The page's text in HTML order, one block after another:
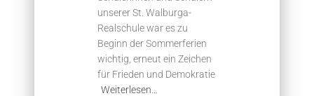
unserer St. Walburga-
Realschule war es zu
Beginn der Sommerferien
wichtig, erneut ein Zeichen
für Frieden und Demokratie
Weiterlesen…